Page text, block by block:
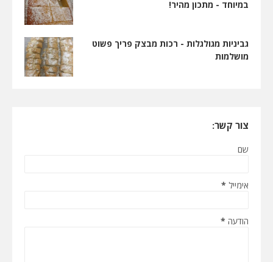
במיוחד - מתכון מהיר!
גביניות מגולגלות - רכות מבצק פריך פשוט
מושלמות
צור קשר:
שם
אימייל *
הודעה *